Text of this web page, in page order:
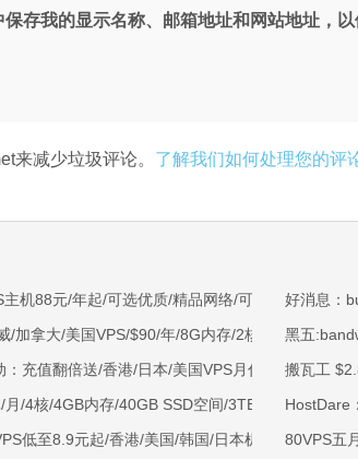
存我的显示名称、邮箱地址和网站地址，以
来减少垃圾评论。 了解我们如何处理您的评
主机88元/年起/可选优质/精品网络/可选100M不限
/加拿大/美国VPS/$90/年/8G内存/2核/80gNVMe/
：充值翻倍送/香港/日本/美国VPS月付9.5折年付8
月/4核/4GB内存/40GB SSD空间/3TB流量/
低至8.9元起/香港/美国/韩国/日本机房/可选CN2
好消息：
黑五
搬瓦工
HostDare
80VPS五